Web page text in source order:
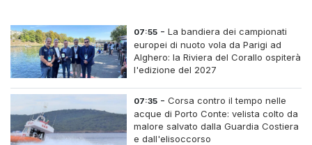
07:55 -La bandiera dei campionati
europei di nuoto vola da Parigi ad
Alghero: la Riviera del Corallo ospiterà
l'edizione del 2027
07:35 -Corsa contro il tempo nelle
acque di Porto Conte: velista colto da
malore salvato dalla Guardia Costiera
e dall'elisoccorso